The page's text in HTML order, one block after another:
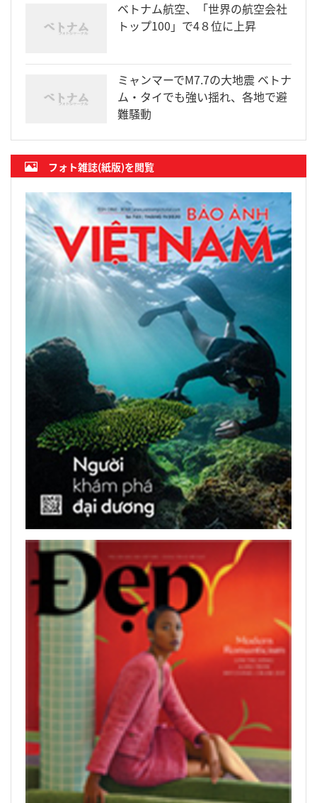
ベトナム航空、「世界の航空会社
トップ100」で4８位に上昇
ミャンマーでM7.7の大地震 ベトナ
ム・タイでも強い揺れ、各地で避
難騒動
フォト雑誌(紙版)を閲覧